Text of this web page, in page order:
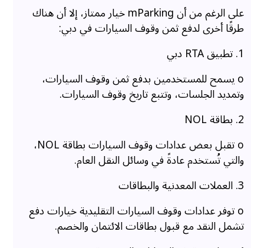
على الرغم من أن mParking خيار ممتاز، إلا أن هناك
طرقًا أخرى لدفع ثمن وقوف السيارات في دبي:
1. تطبيق RTA دبي
o يسمح للمستخدمين بدفع ثمن وقوف السيارات،
وتمديد الجلسات، وتتبع تاريخ وقوف السيارات.
2. بطاقة NOL
o تقبل بعض عدادات وقوف السيارات بطاقة NOL،
والتي تُستخدم عادةً في وسائل النقل العام.
3. العملات المعدنية والبطاقات
o توفر عدادات وقوف السيارات التقليدية خيارات دفع
تشمل النقد مع قبول بطاقات الائتمان والخصم.